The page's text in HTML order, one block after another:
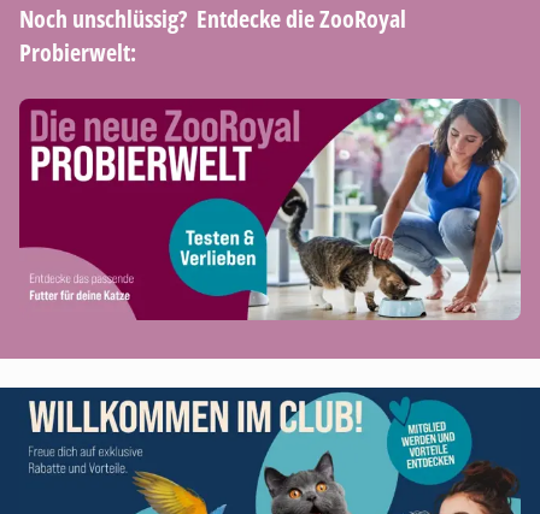
Noch unschlüssig? ​ Entdecke die ZooRoyal
Probierwelt: